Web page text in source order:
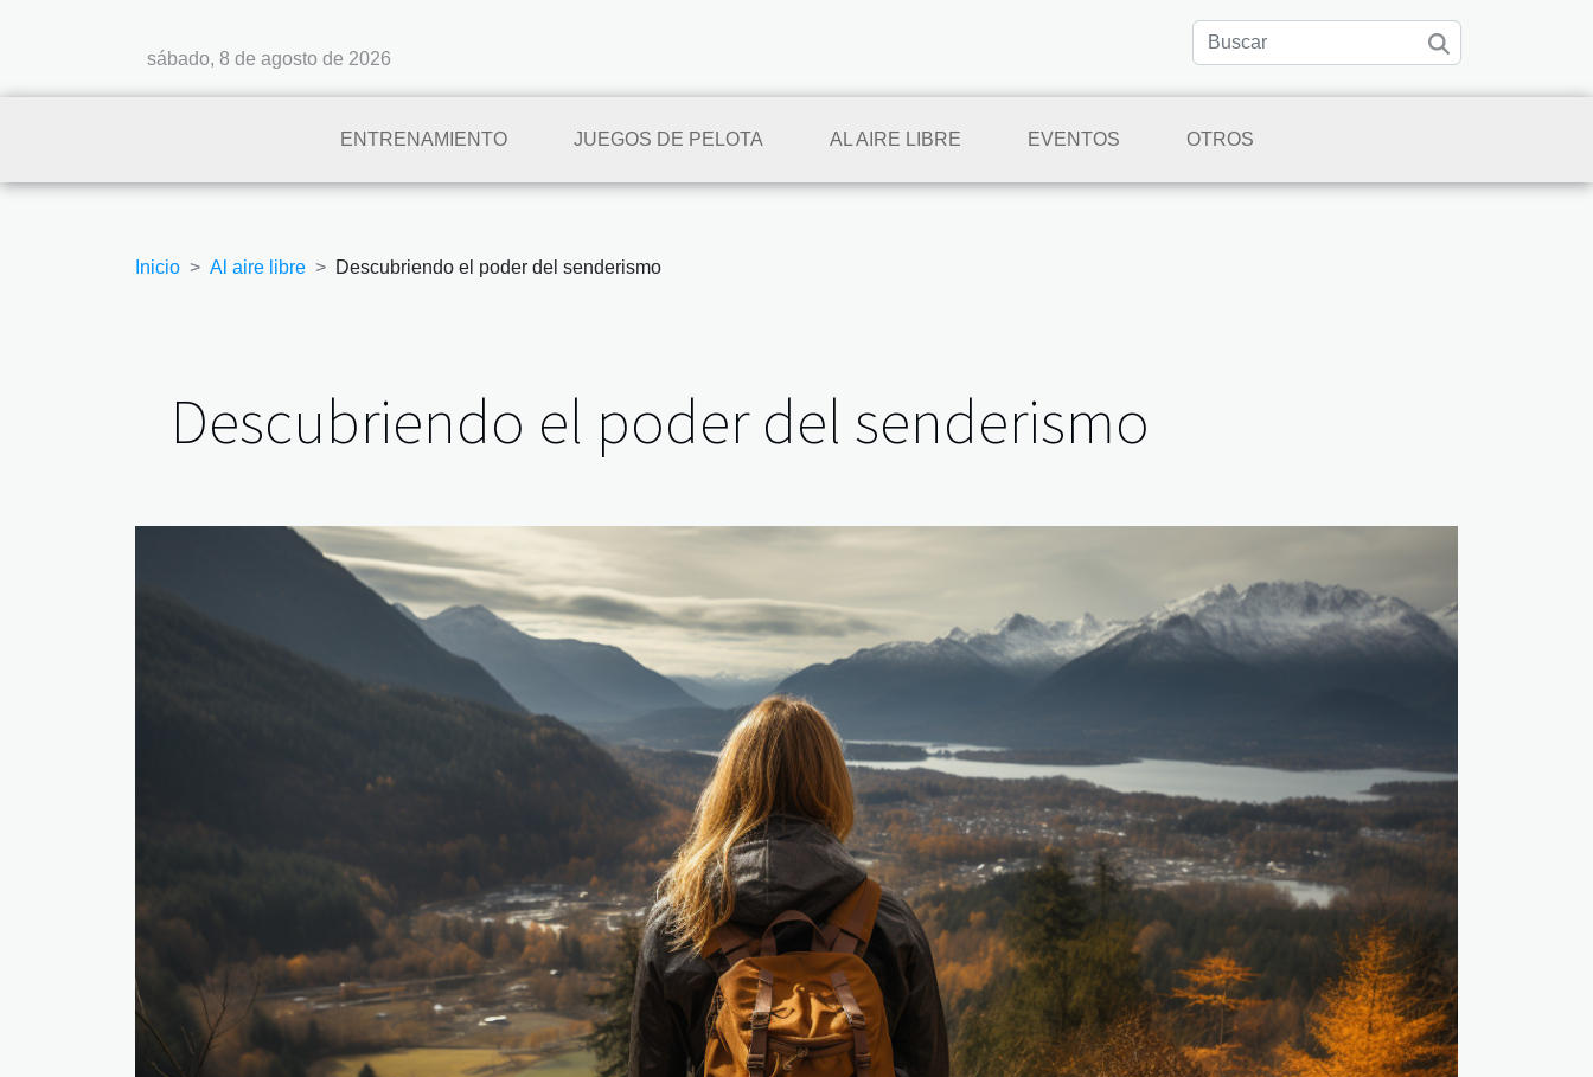
sábado, 8 de agosto de 2026
ENTRENAMIENTO JUEGOS DE PELOTA AL AIRE LIBRE EVENTOS OTROS
Inicio Al aire libre Descubriendo el poder del senderismo
Descubriendo el poder del senderismo